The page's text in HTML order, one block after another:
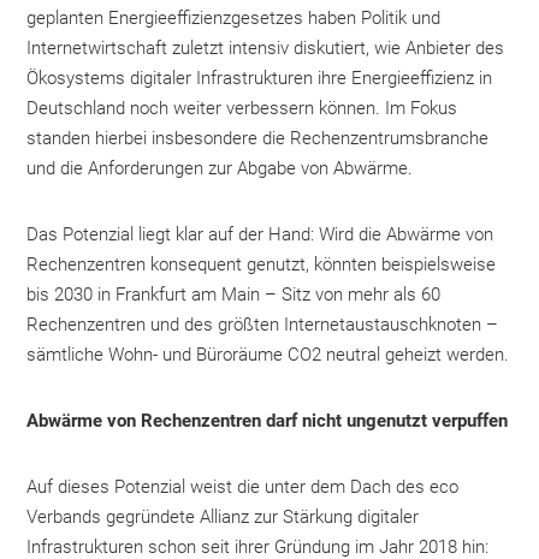
geplanten Energieeffizienzgesetzes haben Politik und
Internetwirtschaft zuletzt intensiv diskutiert, wie Anbieter des
Ökosystems digitaler Infrastrukturen ihre Energieeffizienz in
Deutschland noch weiter verbessern können. Im Fokus
standen hierbei insbesondere die Rechenzentrumsbranche
und die Anforderungen zur Abgabe von Abwärme.
Das Potenzial liegt klar auf der Hand: Wird die Abwärme von
Rechenzentren konsequent genutzt, könnten beispielsweise
bis 2030 in Frankfurt am Main – Sitz von mehr als 60
Rechenzentren und des größten Internetaustauschknoten –
sämtliche Wohn- und Büroräume CO2 neutral geheizt werden.
Abwärme von Rechenzentren darf nicht ungenutzt verpuffen
Auf dieses Potenzial weist die unter dem Dach des eco
Verbands gegründete Allianz zur Stärkung digitaler
Infrastrukturen schon seit ihrer Gründung im Jahr 2018 hin: